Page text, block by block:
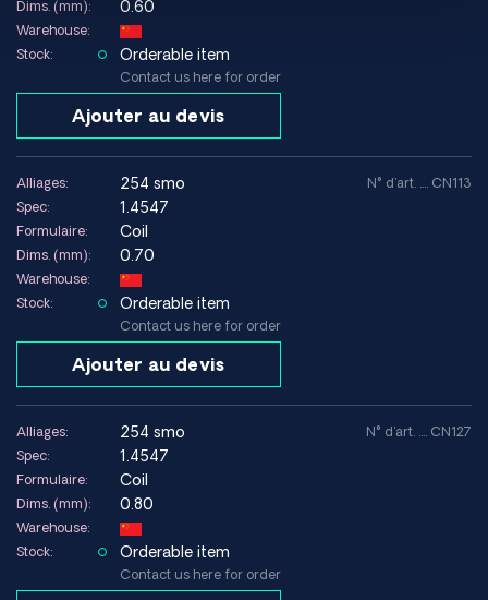
Dims. (mm): 0.60
Warehouse:
Stock:
Orderable item
Contact us here for order
Ajouter au devis
Alliages: 254 smo
Spec: 1.4547
Formulaire: Coil
Dims. (mm): 0.70
Warehouse:
Stock:
Orderable item
Contact us here for order
Ajouter au devis
N° d'art. .... CN113
Alliages: 254 smo
Spec: 1.4547
Formulaire: Coil
Dims. (mm): 0.80
Warehouse:
Stock:
Orderable item
Contact us here for order
N° d'art. .... CN127